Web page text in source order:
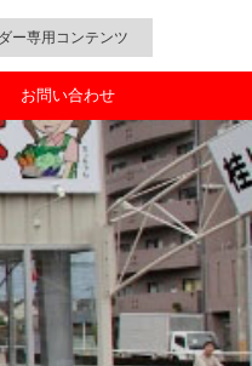
ー専用コンテンツ
お問い合わせ